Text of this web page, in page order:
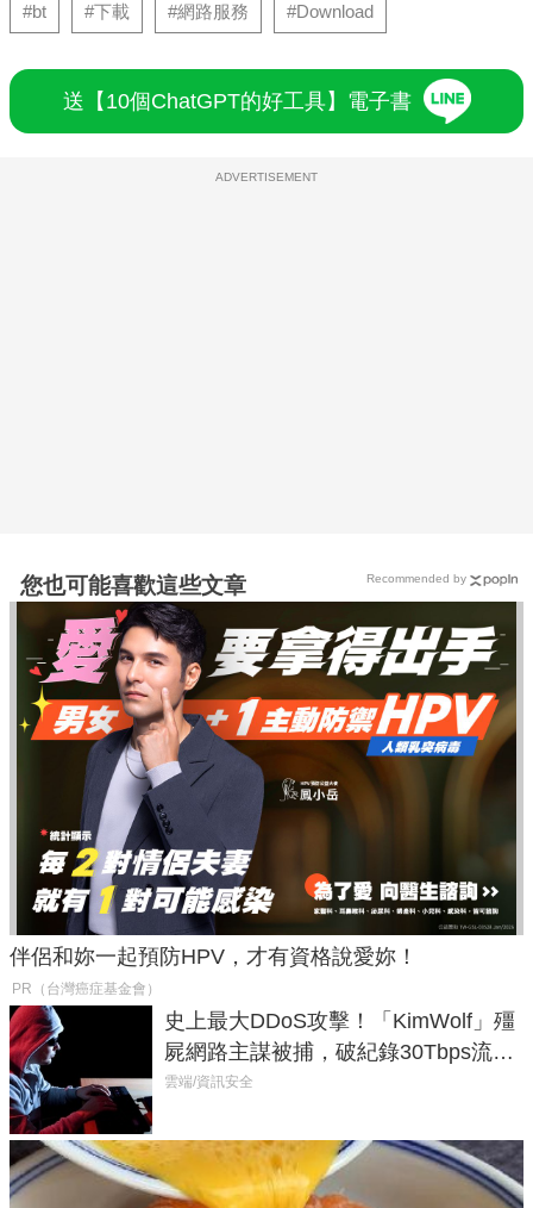
#bt #下載 #網路服務 #Download
送【10個ChatGPT的好工具】電子書
ADVERTISEMENT
您也可能喜歡這些文章
伴侶和妳一起預防HPV，才有資格說愛妳！
PR（台灣癌症基金會）
史上最大DDoS攻擊！「KimWolf」殭
屍網路主謀被捕，破紀錄30Tbps流量
癱瘓全球！
雲端/資訊安全
Recommended by